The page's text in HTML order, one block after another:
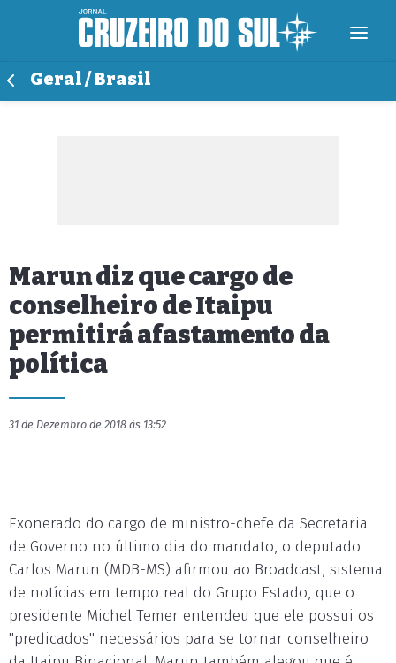
Geral / Brasil
Marun diz que cargo de
conselheiro de Itaipu
permitirá afastamento da
política
31 de Dezembro de 2018 às 13:52
Exonerado do cargo de ministro-chefe da Secretaria
de Governo no último dia do mandato, o deputado
Carlos Marun (MDB-MS) afirmou ao Broadcast, sistema
de notícias em tempo real do Grupo Estado, que o
presidente Michel Temer entendeu que ele possui os
"predicados" necessários para se tornar conselheiro